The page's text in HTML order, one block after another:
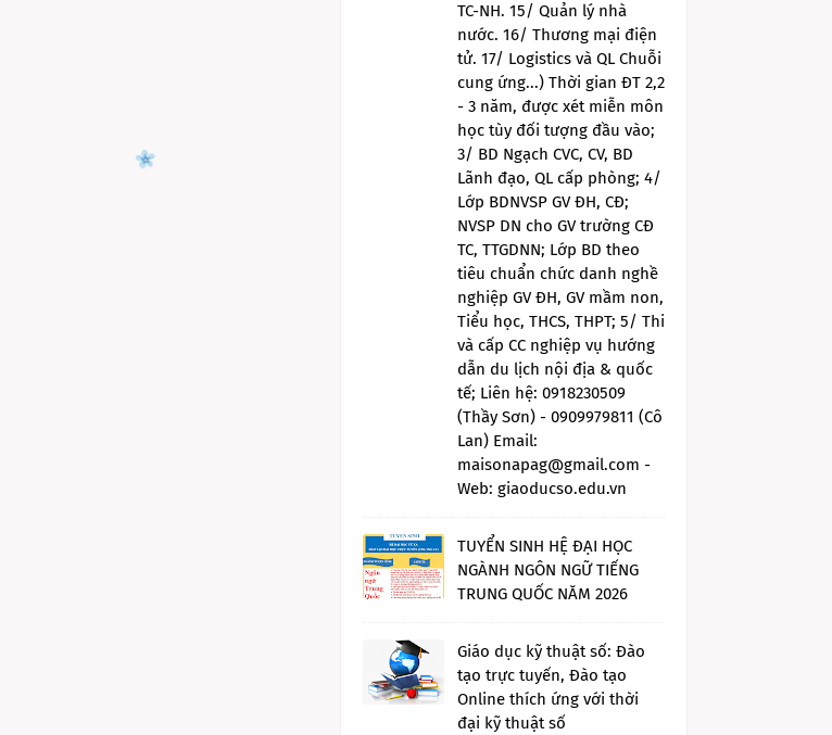
TC-NH. 15/ Quản lý nhà
nước. 16/ Thương mại điện
tử. 17/ Logistics và QL Chuỗi
cung ứng...) Thời gian ĐT 2,2
- 3 năm, được xét miễn môn
học tùy đối tượng đầu vào;
3/ BD Ngạch CVC, CV, BD
Lãnh đạo, QL cấp phòng; 4/
Lớp BDNVSP GV ĐH, CĐ;
NVSP DN cho GV trường CĐ
TC, TTGDNN; Lớp BD theo
tiêu chuẩn chức danh nghề
nghiệp GV ĐH, GV mầm non,
Tiểu học, THCS, THPT; 5/ Thi
và cấp CC nghiệp vụ hướng
dẫn du lịch nội địa & quốc
tế; Liên hệ: 0918230509
(Thầy Sơn) - 0909979811 (Cô
Lan) Email:
maisonapag@gmail.com -
Web: giaoducso.edu.vn
TUYỂN SINH HỆ ĐẠI HỌC
NGÀNH NGÔN NGỮ TIẾNG
TRUNG QUỐC NĂM 2026
Giáo dục kỹ thuật số: Đào
tạo trực tuyến, Đào tạo
Online thích ứng với thời
đại kỹ thuật số